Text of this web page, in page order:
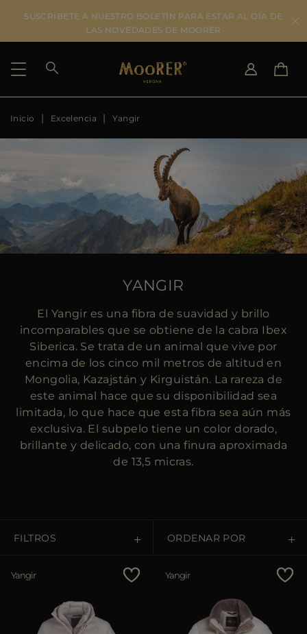
SUSCRÍBETE A NUESTRO BOLETÍN PARA ESTAR AL DÍA DE
LAS NOVEDADES DE MOORER
SELECCIONAR PAÍS
US
JP
FR
MÁS PAÍSES
SEE RESULTS
Inicio Excelencia Yangir
YANGIR
El Yangir es una fibra de suavidad y brillo
incomparables que se obtiene de la cabra Ibex
Siberica. Se trata de un animal que vive por
encima de los cinco mil metros de altitud en
Mongolia, Kazajstán y Kirguistán. La rareza de
este animal hace que su disponibilidad sea
limitada, lo que hace que esta fibra sea aún más
exclusiva. El subpelo tiene un color dorado,
brillante y delicado, con una finura aproximada
de 13,5 micras.
FILTROS ORDENAR POR
Precio descendente
Precio ascendente
Yangir Yangir